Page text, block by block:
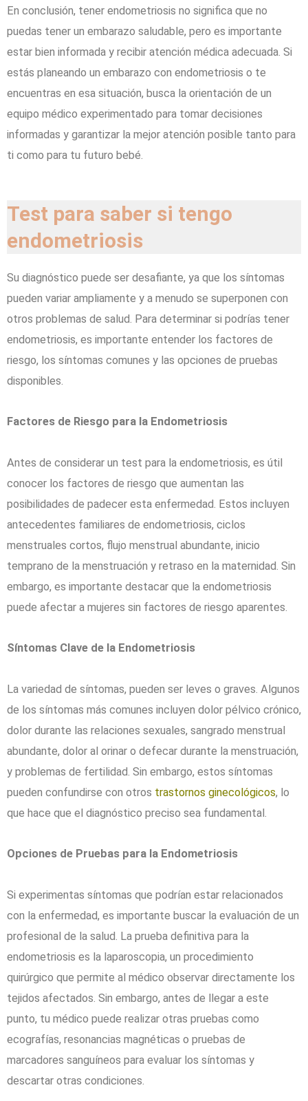
En conclusión, tener endometriosis no significa que no
puedas tener un embarazo saludable, pero es importante
estar bien informada y recibir atención médica adecuada. Si
estás planeando un embarazo con endometriosis o te
encuentras en esa situación, busca la orientación de un
equipo médico experimentado para tomar decisiones
informadas y garantizar la mejor atención posible tanto para
ti como para tu futuro bebé.
Test para saber si tengo
endometriosis
Su diagnóstico puede ser desafiante, ya que los síntomas
pueden variar ampliamente y a menudo se superponen con
otros problemas de salud. Para determinar si podrías tener
endometriosis, es importante entender los factores de
riesgo, los síntomas comunes y las opciones de pruebas
disponibles.
Factores de Riesgo para la Endometriosis
Antes de considerar un test para la endometriosis, es útil
conocer los factores de riesgo que aumentan las
posibilidades de padecer esta enfermedad. Estos incluyen
antecedentes familiares de endometriosis, ciclos
menstruales cortos, flujo menstrual abundante, inicio
temprano de la menstruación y retraso en la maternidad. Sin
embargo, es importante destacar que la endometriosis
puede afectar a mujeres sin factores de riesgo aparentes.
Síntomas Clave de la Endometriosis
La variedad de síntomas, pueden ser leves o graves. Algunos
de los síntomas más comunes incluyen dolor pélvico crónico,
dolor durante las relaciones sexuales, sangrado menstrual
abundante, dolor al orinar o defecar durante la menstruación,
y problemas de fertilidad. Sin embargo, estos síntomas
pueden confundirse con otros trastornos ginecológicos, lo
que hace que el diagnóstico preciso sea fundamental.
Opciones de Pruebas para la Endometriosis
Si experimentas síntomas que podrían estar relacionados
con la enfermedad, es importante buscar la evaluación de un
profesional de la salud. La prueba definitiva para la
endometriosis es la laparoscopia, un procedimiento
quirúrgico que permite al médico observar directamente los
tejidos afectados. Sin embargo, antes de llegar a este
punto, tu médico puede realizar otras pruebas como
ecografías, resonancias magnéticas o pruebas de
marcadores sanguíneos para evaluar los síntomas y
descartar otras condiciones.